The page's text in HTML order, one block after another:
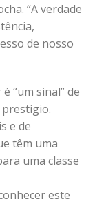
“A verdade
de nosso
“um sinal” de
prestígio.
e de
têm uma
uma classe
este